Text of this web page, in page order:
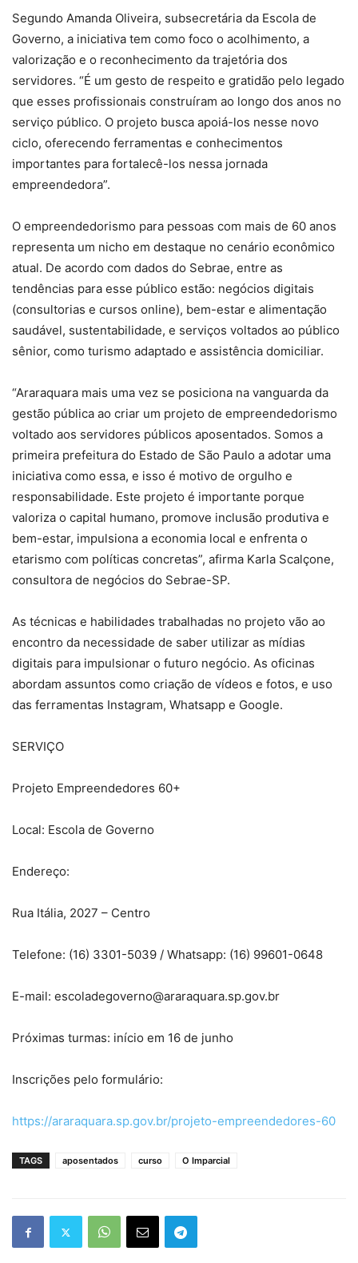
Segundo Amanda Oliveira, subsecretária da Escola de
Governo, a iniciativa tem como foco o acolhimento, a
valorização e o reconhecimento da trajetória dos
servidores. “É um gesto de respeito e gratidão pelo legado
que esses profissionais construíram ao longo dos anos no
serviço público. O projeto busca apoiá-los nesse novo
ciclo, oferecendo ferramentas e conhecimentos
importantes para fortalecê-los nessa jornada
empreendedora”.
O empreendedorismo para pessoas com mais de 60 anos
representa um nicho em destaque no cenário econômico
atual. De acordo com dados do Sebrae, entre as
tendências para esse público estão: negócios digitais
(consultorias e cursos online), bem-estar e alimentação
saudável, sustentabilidade, e serviços voltados ao público
sênior, como turismo adaptado e assistência domiciliar.
“Araraquara mais uma vez se posiciona na vanguarda da
gestão pública ao criar um projeto de empreendedorismo
voltado aos servidores públicos aposentados. Somos a
primeira prefeitura do Estado de São Paulo a adotar uma
iniciativa como essa, e isso é motivo de orgulho e
responsabilidade. Este projeto é importante porque
valoriza o capital humano, promove inclusão produtiva e
bem-estar, impulsiona a economia local e enfrenta o
etarismo com políticas concretas”, afirma Karla Scalçone,
consultora de negócios do Sebrae-SP.
As técnicas e habilidades trabalhadas no projeto vão ao
encontro da necessidade de saber utilizar as mídias
digitais para impulsionar o futuro negócio. As oficinas
abordam assuntos como criação de vídeos e fotos, e uso
das ferramentas Instagram, Whatsapp e Google.
SERVIÇO
Projeto Empreendedores 60+
Local: Escola de Governo
Endereço:
Rua Itália, 2027 – Centro
Telefone: (16) 3301-5039 / Whatsapp: (16) 99601-0648
E-mail: escoladegoverno@araraquara.sp.gov.br
Próximas turmas: início em 16 de junho
Inscrições pelo formulário:
https://araraquara.sp.gov.br/projeto-empreendedores-60
TAGS aposentados curso O Imparcial